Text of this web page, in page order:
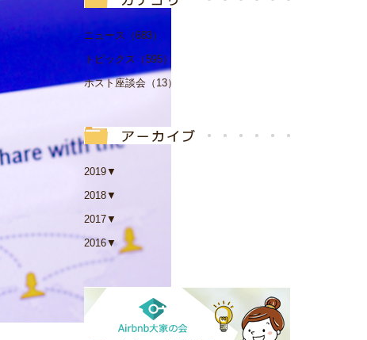
ニュース（683）
トピックス（595）
ホスト座談会（13）
2019▼
2018▼
2017▼
2016▼